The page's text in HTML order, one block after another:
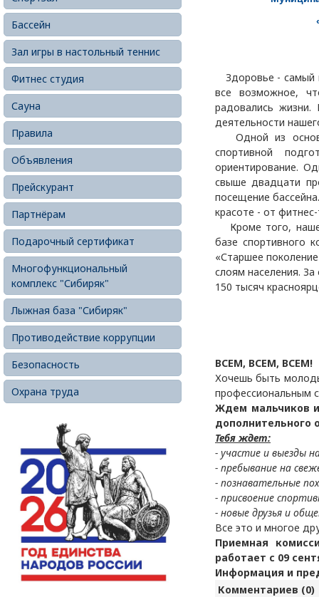
Бассейн
Зал игры в настольный теннис
Фитнес студия
Сауна
Правила
Объявления
Прейскурант
Партнёрам
Подарочный сертификат
Многофункциональный
комплекс "Сибиряк"
Лыжная база "Сибиряк"
Противодействие коррупции
Безопасность
Охрана труда
Здоровье - самый
все возможное,
радовались
деятельности
Одной из
спортивной
ориентирование.
свыше двадцати
посещение
красоте - от
Кроме того, наше
базе спортивного
«Старшее
слоям населения.
150 тысяч
ВСЕМ, ВСЕМ, ВСЕМ!
Хочешь быть
профессиональным
Ждем мальчиков
дополнительного
Тебя ждет:
- участие и выезды
- пребывание на
- познавательные
- присвоение
- новые друзья и
Все это и многое
Приемная
работает с 09
Информация и
Комментариев (0)